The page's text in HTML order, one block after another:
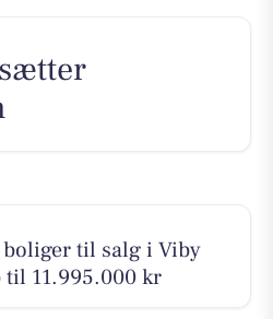
til salg i Viby
11.995.000 kr